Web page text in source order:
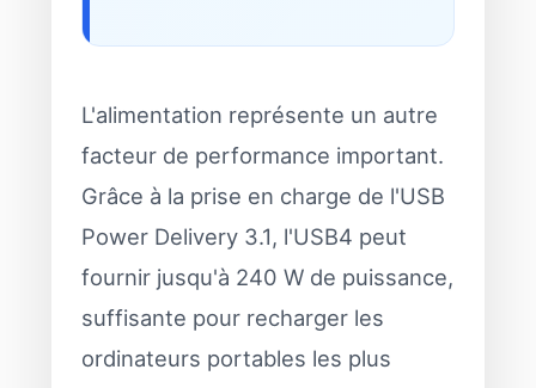
L'alimentation représente un autre
facteur de performance important.
Grâce à la prise en charge de l'USB
Power Delivery 3.1, l'USB4 peut
fournir jusqu'à 240 W de puissance,
suffisante pour recharger les
ordinateurs portables les plus